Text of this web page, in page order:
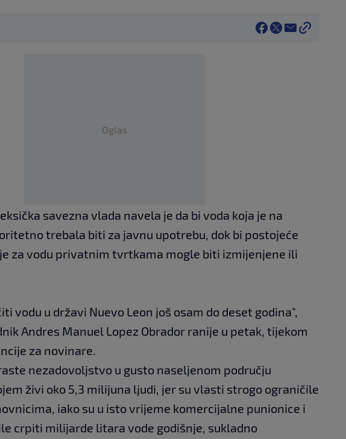
Oglas
savezna vlada navela je da bi voda koja je na
trebala biti za javnu upotrebu, dok bi postojeće
za vodu privatnim tvrtkama mogle biti izmijenjene ili
vodu u državi Nuevo Leon još osam do deset godina",
Andres Manuel Lopez Obrador ranije u petak, tijekom
za novinare.
nezadovoljstvo u gusto naseljenom području
živi oko 5,3 milijuna ljudi, jer su vlasti strogo ograničile
iako su u isto vrijeme komercijalne punionice i
crpiti milijarde litara vode godišnje, sukladno